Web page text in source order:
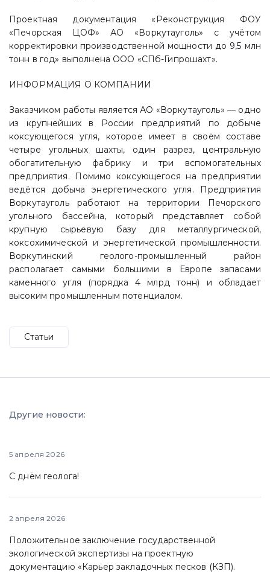
Другие новости:
5 апреля 2026
С днём геолога!
2 апреля 2026
Положительное заключение государственной
экологической экспертизы на проектную
документацию «Карьер закладочных песков (КЗП).
Проектная документация «Реконструкция ФОУ
«Печорская ЦОФ» АО «Воркутауголь» с учётом
корректировки производственной мощности до 9,5 млн
тонн в год» выполнена ООО «СПб-Гипрошахт».
ИНФОРМАЦИЯ О КОМПАНИИ
Заказчиком работы является АО «Воркутауголь» — одно
из крупнейших в России предприятий по добыче
коксующегося угля, которое имеет в своём составе
четыре угольных шахты, один разрез, центральную
обогатительную фабрику и три вспомогательных
предприятия. Помимо коксующегося на предприятии
ведётся добыча энергетического угля. Предприятия
Воркутауголь работают на территории Печорского
угольного бассейна, который представляет собой
крупную сырьевую базу для металлургической,
коксохимической и энергетической промышленности.
Воркутинский геолого-промышленный район
располагает самыми большими в Европе запасами
каменного угля (порядка 4 млрд тонн) и обладает
высоким промышленным потенциалом.
Статьи